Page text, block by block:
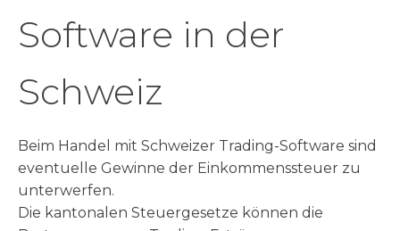
Software in der
Schweiz
Beim Handel mit Schweizer Trading-Software sind
eventuelle Gewinne der Einkommenssteuer zu
unterwerfen.
Die kantonalen Steuergesetze können die